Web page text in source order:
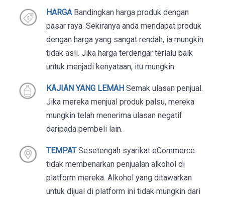
HARGABandingkan harga produk dengan
pasar raya. Sekiranya anda mendapat produk
dengan harga yang sangat rendah, ia mungkin
tidak asli. Jika harga terdengar terlalu baik
untuk menjadi kenyataan, itu mungkin.
KAJIAN YANG LEMAH Semak ulasan penjual.
Jika mereka menjual produk palsu, mereka
mungkin telah menerima ulasan negatif
daripada pembeli lain.
TEMPATSesetengah syarikat eCommerce
tidak membenarkan penjualan alkohol di
platform mereka. Alkohol yang ditawarkan
untuk dijual di platform ini tidak mungkin dari